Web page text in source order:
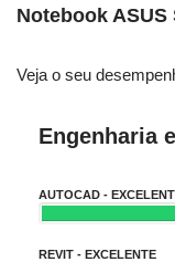
Notebook ASUS
Veja o seu
Engenharia
AUTOCAD -
REVIT - EXCELENTE